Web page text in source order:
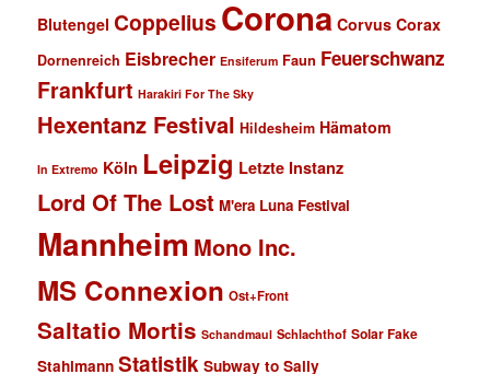
Blutengel Coppelius Corona Corvus Corax
Dornenreich Eisbrecher Ensiferum Faun Feuerschwanz
Frankfurt Harakiri For The Sky
Hexentanz Festival Hildesheim Hämatom
In Extremo Köln Leipzig Letzte Instanz
Lord Of The Lost M'era Luna Festival
Mannheim Mono Inc.
MS Connexion Ost+Front
Saltatio Mortis Schandmaul Schlachthof Solar Fake
Stahlmann Statistik Subway to Sally